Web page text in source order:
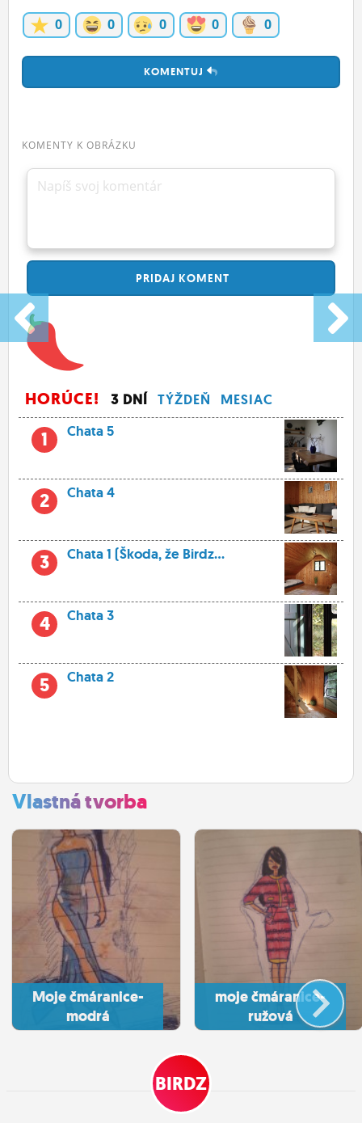
0 0 0 0 0
KOMENTUJ
KOMENTY K OBRÁZKU
Napíš svoj komentár
PRIDAJ KOMENT
HORÚCE! 3 DNÍ TÝŽDEŇ MESIAC
1 Chata 5
2 Chata 4
3 Chata 1 (Škoda, že Birdz...
4 Chata 3
5 Chata 2
Vlastná tvorba
Moje čmáranice-
modrá
moje čmáranice-
ružová
BIRDZ